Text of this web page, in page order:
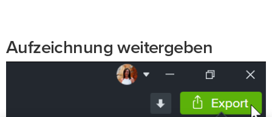
Aufzeichnung weitergeben